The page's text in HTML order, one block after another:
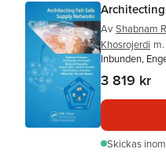
Av Shabnam
Khosrojerdi
Inbunden,
3 819 kr
Skickas